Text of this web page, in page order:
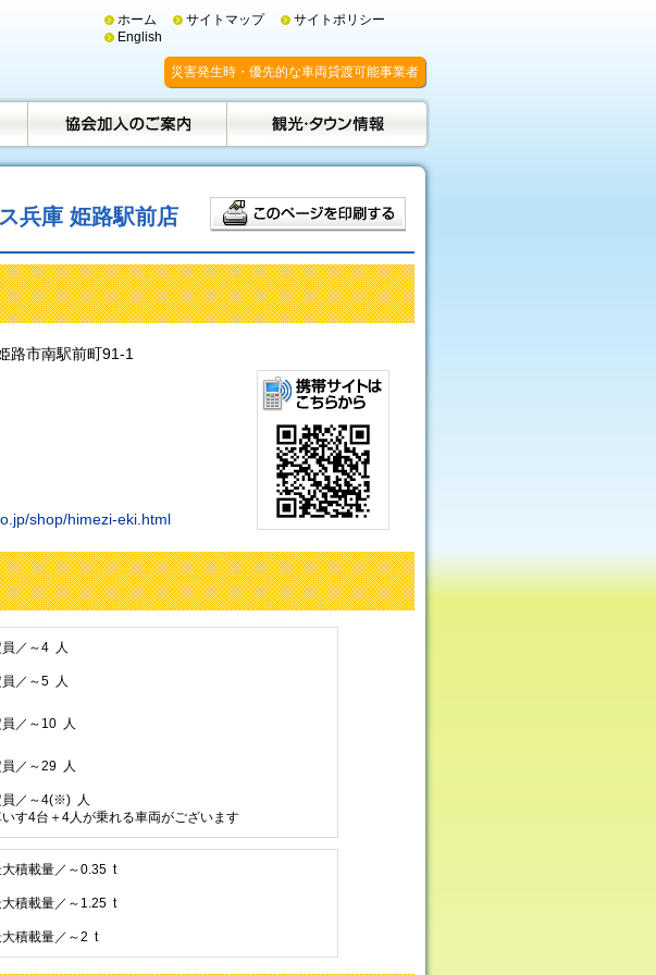
ホーム サイトマップ
サイトポリシー
English
災害発生時・優先的な車両貸渡可能事業者
兵庫 姫路駅前店
路市南駅前町91-1
shop/himezi-eki.html
員／～4 人
員／～5 人
員／～10 人
員／～29 人
員／～4(※) 人
す4台＋4人が乗れる車両がございます
大積載量／～0.35 t
大積載量／～1.25 t
大積載量／～2 t